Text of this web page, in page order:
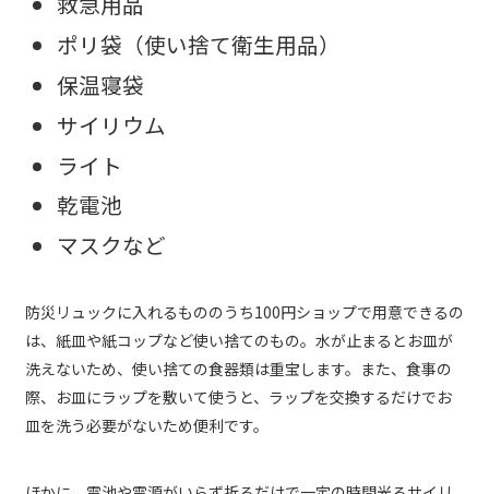
ポリ袋（使い捨て衛生用品）
保温寝袋
サイリウム
ライト
乾電池
マスクなど
防災リュックに入れるもののうち100円ショップで用意できるの
は、紙皿や紙コップなど使い捨てのもの。水が止まるとお皿が
洗えないため、使い捨ての食器類は重宝します。また、食事の
際、お皿にラップを敷いて使うと、ラップを交換するだけでお
皿を洗う必要がないため便利です。